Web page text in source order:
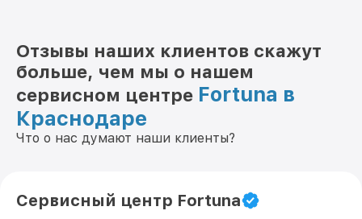
Отзывы наших клиентов скажут
больше, чем мы о нашем
сервисном центре Fortuna в
Краснодаре
Что о нас думают наши клиенты?
Сервисный центр Fortuna